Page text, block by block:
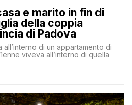
e marito in fin di
della coppia
di Padova
all’interno di un appartamento di
viveva all’interno di quella